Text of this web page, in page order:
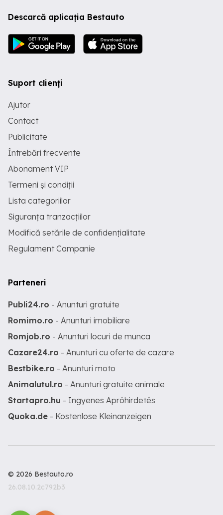
Descarcă aplicația Bestauto
Suport clienți
Ajutor
Contact
Publicitate
Întrebări frecvente
Abonament VIP
Termeni și condiții
Lista categoriilor
Siguranța tranzacțiilor
Modifică setările de confidențialitate
Regulament Campanie
Parteneri
Publi24.ro - Anunturi gratuite
Romimo.ro - Anunturi imobiliare
Romjob.ro - Anunturi locuri de munca
Cazare24.ro - Anunturi cu oferte de cazare
Bestbike.ro - Anunturi moto
Animalutul.ro - Anunturi gratuite animale
Startapro.hu - Ingyenes Apróhirdetés
Quoka.de - Kostenlose Kleinanzeigen
© 2026 Bestauto.ro
26.08.10.2c792b3